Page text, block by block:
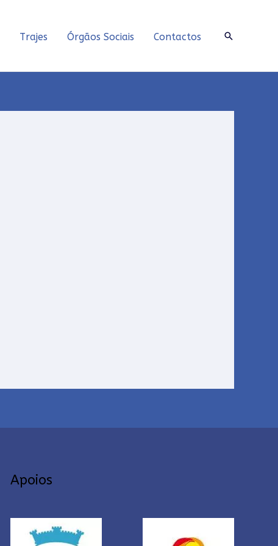
Trajes Órgãos Sociais Contactos Search
Apoios